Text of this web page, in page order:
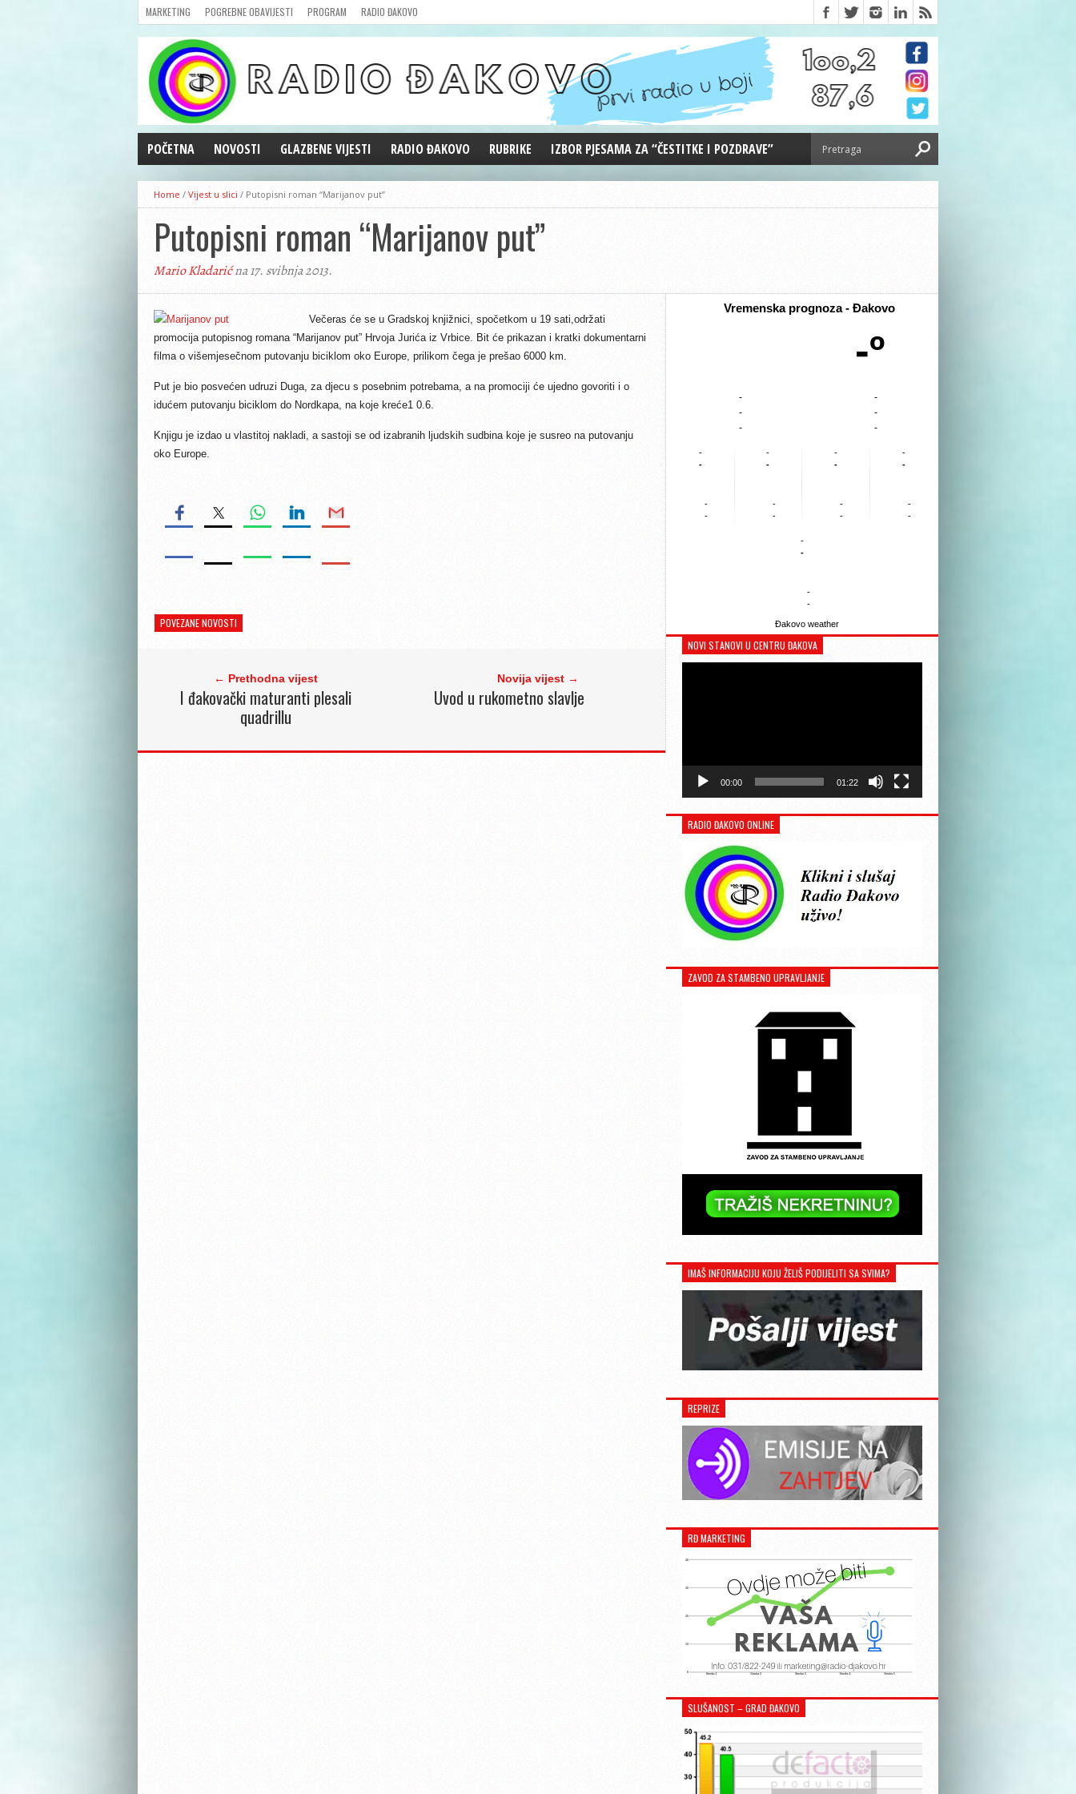
MARKETING POGREBNE OBAVIJESTI PROGRAM RADIO ĐAKOVO
POČETNA NOVOSTI
AKTUALNOSTI
CRNA KRONIKA
POLITIKA
ZANIMLJIVOSTI
GOSPODARSTVO
KULTURA
ŠPORT
REPRIZE EMISIJA
GLAZBENE VIJESTI RADIO ĐAKOVO
MARKETING
RUBRIKE
REPRIZE EMISIJA
DOBRE VIBRACIJE
ĐAKOVO GRADE
WEB ANKETA
IZBOR PJESAMA ZA “ČESTITKE I POZDRAVE”
Home / Vijest u slici / Putopisni roman “Marijanov put”
Putopisni roman “Marijanov put”
Mario Kladarićna 17. svibnja 2013.
Večeras će se u Gradskoj knjižnici, spočetkom u 19 sati,održati
promocija putopisnog romana “Marijanov put” Hrvoja Jurića iz Vrbice. Bit će prikazan i kratki dokumentarni
filma o višemjesečnom putovanju biciklom oko Europe, prilikom čega je prešao 6000 km.
Put je bio posvećen udruzi Duga, za djecu s posebnim potrebama, a na promociji će ujedno govoriti i o
idućem putovanju biciklom do Nordkapa, na koje kreće1 0.6.
Knjigu je izdao u vlastitoj nakladi, a sastoji se od izabranih ljudskih sudbina koje je susreo na putovanju
oko Europe.
POVEZANE NOVOSTI
← Prethodna vijest
I đakovački maturanti plesali
quadrillu
Novija vijest →
Uvod u rukometno slavlje
Vremenska prognoza - Đakovo
-º
-
-
-
-
-
-
-
-
-
-
-
-
-
-
-
-
-
-
-
-
-
-
-
-
-
-
Đakovo weather
NOVI STANOVI U CENTRU ĐAKOVA
00:00 01:22
RADIO ĐAKOVO ONLINE
ZAVOD ZA STAMBENO UPRAVLJANJE
IMAŠ INFORMACIJU KOJU ŽELIŠ PODIJELITI SA SVIMA?
REPRIZE
RĐ MARKETING
SLUŠANOST – GRAD ĐAKOVO